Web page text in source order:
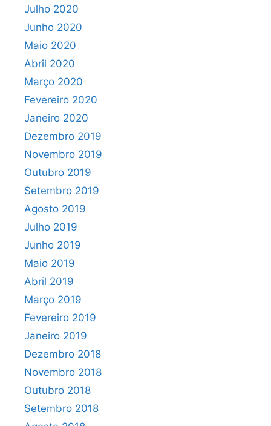
Julho 2020
Junho 2020
Maio 2020
Abril 2020
Março 2020
Fevereiro 2020
Janeiro 2020
Dezembro 2019
Novembro 2019
Outubro 2019
Setembro 2019
Agosto 2019
Julho 2019
Junho 2019
Maio 2019
Abril 2019
Março 2019
Fevereiro 2019
Janeiro 2019
Dezembro 2018
Novembro 2018
Outubro 2018
Setembro 2018